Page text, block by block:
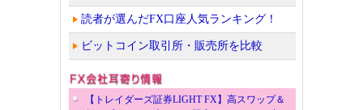
読者が選んだFX口座人気ランキング！
ビットコイン取引所・販売所を比較
【トレイダーズ証券LIGHT FX】高スワップ＆